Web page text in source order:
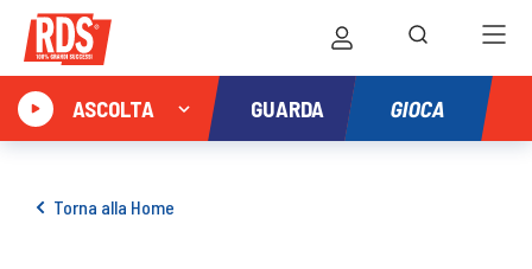
ASCOLTA GUARDA GIOCA
Torna alla Home